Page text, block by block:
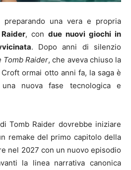
preparando una vera e propria
, con due nuovi giochi in
. Dopo anni di silenzio
Tomb Raider, che aveva chiuso la
ormai otto anni fa, la saga è
nuova fase tecnologica e
di Tomb Raider dovrebbe iniziare
remake del primo capitolo della
nel 2027 con un nuovo episodio
la linea narrativa canonica